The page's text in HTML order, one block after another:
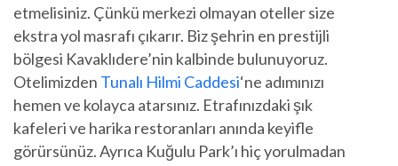
etmelisiniz. Çünkü merkezi olmayan oteller size
ekstra yol masrafı çıkarır. Biz şehrin en prestijli
bölgesi Kavaklıdere’nin kalbinde bulunuyoruz.
Otelimizden Tunalı Hilmi Caddesi‘ne adımınızı
hemen ve kolayca atarsınız. Etrafınızdaki şık
kafeleri ve harika restoranları anında keyifle
görürsünüz. Ayrıca Kuğulu Park’ı hiç yorulmadan